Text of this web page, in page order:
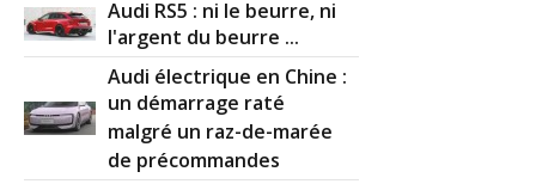
Audi RS5 : ni le beurre, ni
l'argent du beurre ...
Audi électrique en Chine :
un démarrage raté
malgré un raz-de-marée
de précommandes